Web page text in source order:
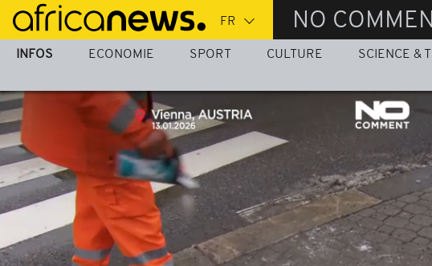
Passer
au
contenu
NO
INFOS ECONOMIE SPORT CULTURE SCIENCE &